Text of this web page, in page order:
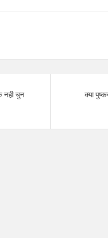
नही चुन
क्या